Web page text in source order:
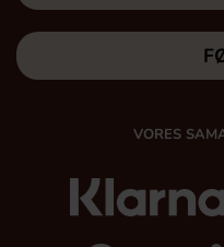
VORES